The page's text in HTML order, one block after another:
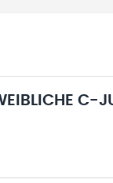
C-